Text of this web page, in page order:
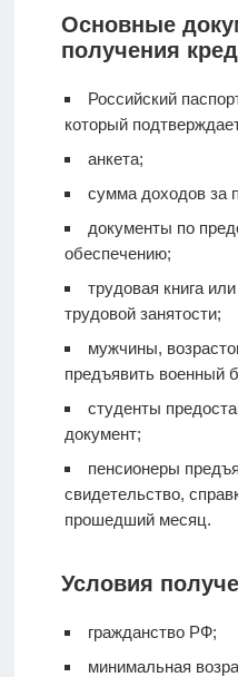
Основные
получения
Российский
который
анкета;
сумма доходов за
документы по
обеспечению;
трудовая книга
трудовой занятости;
мужчины,
предъявить военный
студенты
документ;
пенсионеры
свидетельство,
прошедший месяц.
Условия
гражданство РФ;
минимальная